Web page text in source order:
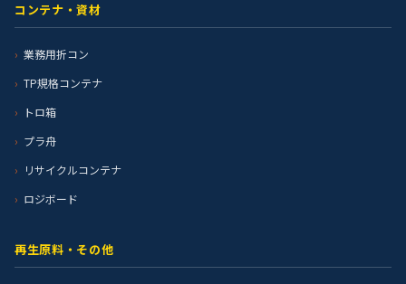
コンテナ・資材
業務用折コン
TP規格コンテナ
トロ箱
プラ舟
リサイクルコンテナ
ロジボード
再生原料・その他